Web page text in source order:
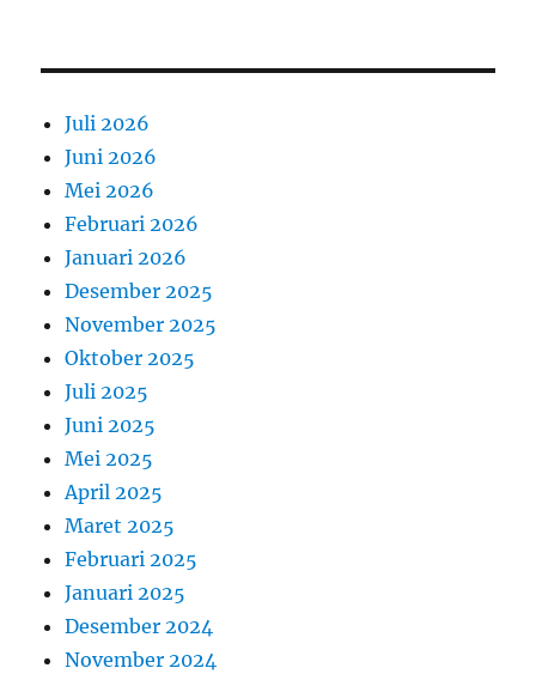
Juli 2026
Juni 2026
Mei 2026
Februari 2026
Januari 2026
Desember 2025
November 2025
Oktober 2025
Juli 2025
Juni 2025
Mei 2025
April 2025
Maret 2025
Februari 2025
Januari 2025
Desember 2024
November 2024